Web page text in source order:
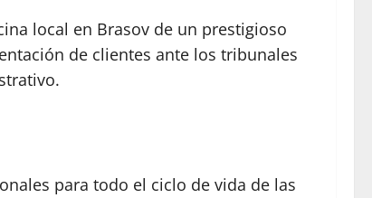
local en Brasov de un prestigioso
de clientes ante los tribunales
para todo el ciclo de vida de las